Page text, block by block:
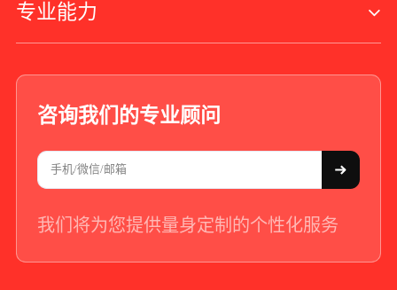
专业能力
咨询我们的专业顾问
我们将为您提供量身定制的个性化服务